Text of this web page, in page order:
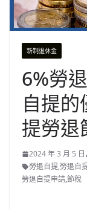
新制退休金
6%勞
自提
提勞退
2024 年 3 月 5 日
勞退自提,勞退自
勞退自提申請,節稅